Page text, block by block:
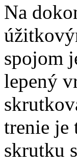
Na
spojom
lepený
trenie je
skrutku